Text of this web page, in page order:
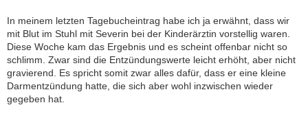
In meinem letzten Tagebucheintrag habe ich ja erwähnt, dass wir
mit Blut im Stuhl mit Severin bei der Kinderärztin vorstellig waren.
Diese Woche kam das Ergebnis und es scheint offenbar nicht so
schlimm. Zwar sind die Entzündungswerte leicht erhöht, aber nicht
gravierend. Es spricht somit zwar alles dafür, dass er eine kleine
Darmentzündung hatte, die sich aber wohl inzwischen wieder
gegeben hat.